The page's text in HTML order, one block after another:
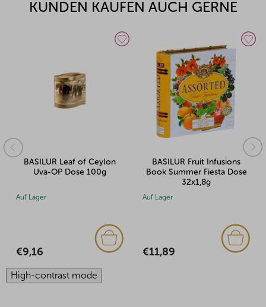
KUNDEN KAUFEN AUCH GERNE
BASILUR Leaf of Ceylon
Uva-OP Dose 100g
Auf Lager
€9,16
BASILUR Fruit Infusions
Book Summer Fiesta Dose
32x1,8g
Auf Lager
€11,89
High-contrast mode